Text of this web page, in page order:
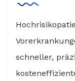
schneller,